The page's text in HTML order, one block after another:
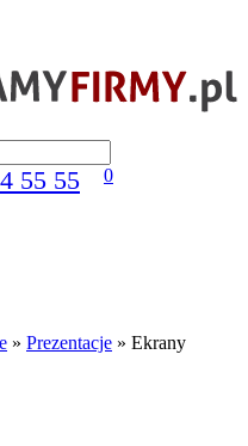
55 55
0
» Prezentacje » Ekrany